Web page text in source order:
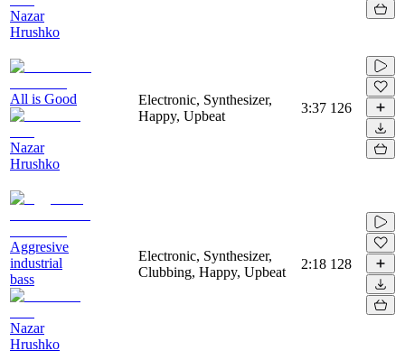
Nazar
Hrushko
All is Good
Nazar
Hrushko
Electronic, Synthesizer,
Happy, Upbeat
3:37 126
Aggresive
industrial
bass
Nazar
Hrushko
Electronic, Synthesizer,
Clubbing, Happy, Upbeat
2:18 128